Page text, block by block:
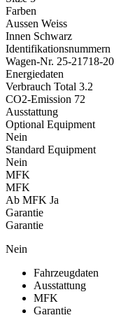
Farben
Aussen Weiss
Innen Schwarz
Identifikationsnummern
Wagen-Nr. 25-21718-20
Energiedaten
Verbrauch Total 3.2
CO2-Emission 72
Ausstattung
Optional Equipment
Nein
Standard Equipment
Nein
MFK
MFK
Ab MFK Ja
Garantie
Garantie
Nein
Fahrzeugdaten
Ausstattung
MFK
Garantie